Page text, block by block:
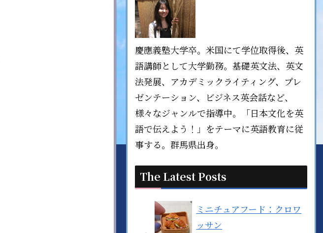
慶應義塾大学卒。米国にて学位取得後、英
語講師として大学勤務。基礎英文法、英文
法発展、アカデミックライティング、プレ
ゼンテーション、ビジネス英会話など、
様々なジャンルで指導中。「日本文化を英
語で伝えよう！」をテーマに英語教育に従
事する。群馬県出身。
The Latest Posts
ミニチュアフード：クロワ
ッサン